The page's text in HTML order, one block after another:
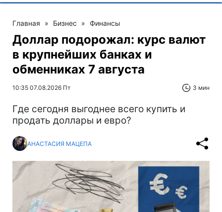
Главная » Бизнес » Финансы
Доллар подорожал: курс валют
в крупнейших банках и
обменниках 7 августа
10:35 07.08.2026 Пт 3 мин
Где сегодня выгоднее всего купить и
продать доллары и евро?
АНАСТАСИЯ МАЦЕПА